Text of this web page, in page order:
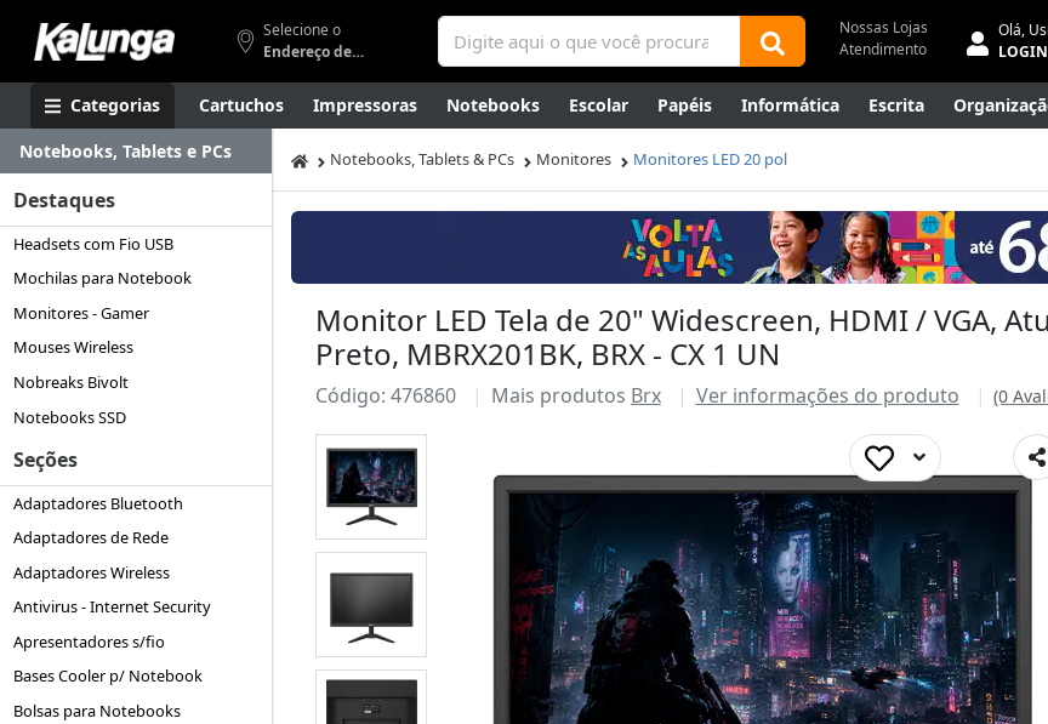
Selecione o
Endereço de entrega
Nossas Lojas
Atendimento
Olá,
Categorias Cartuchos Impressoras Notebooks Escolar Papéis Informática Escrita
Apresentação Smartphones Artes Gamers Higiene Mídias Envelopes
Canetas Luxo
Outlet
Notebooks, Tablets e PCs
Destaques
Headsets com Fio USB
Mochilas para Notebook
Monitores - Gamer
Mouses Wireless
Nobreaks Bivolt
Notebooks SSD
Seções
Adaptadores Bluetooth
Adaptadores de Rede
Adaptadores Wireless
Antivirus - Internet Security
Apresentadores s/fio
Bases Cooler p/ Notebook
Bolsas para Notebooks
Notebooks, Tablets & PCs Monitores Monitores LED 20 pol
Monitor LED Tela de 20" Widescreen, HDMI / VGA,
Preto, MBRX201BK, BRX - CX 1 UN
Código: 476860 Mais produtos Brx Ver informações do produto (0